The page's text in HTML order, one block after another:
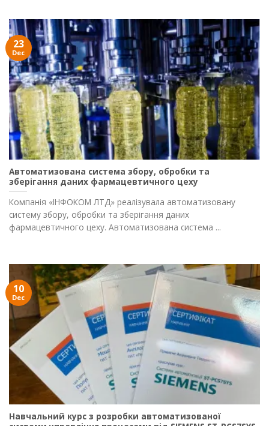
Автоматизована система збору, обробки та
зберігання даних фармацевтичного цеху
Компанія «ІНФОКОМ ЛТД» реалізувала автоматизовану
систему збору, обробки та зберігання даних
фармацевтичного цеху. Автоматизована система ...
23
Dec
Навчальний курс з розробки автоматизованої
10
Dec